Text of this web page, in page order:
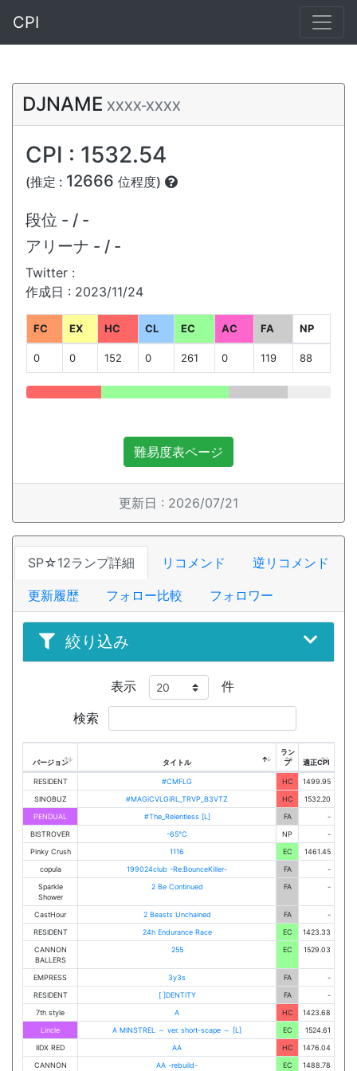
CPI
DJNAME XXXX-XXXX
CPI : 1532.54
(推定 : 12666 位程度)
段位 - / -
アリーナ - / -
Twitter :
作成日 : 2023/11/24
FC EX HC CL EC AC FA NP
0 0 152 0 261 0 119 88
難易度表ページ
更新日 : 2026/07/21
SP☆12ランプ詳細 リコメンド 逆リコメンド
更新履歴 フォロー比較 フォロワー
絞り込み
表示 件
検索
バージョン タイトル
ラン
プ
適正CPI
RESIDENT #CMFLG HC
1499.95
SINOBUZ
#MAGiCVLGiRL_TRVP_B3VTZ HC
1532.20
PENDUAL
#The_Relentless [L] FA
-
BISTROVER
-65℃ NP
-
Pinky Crush
1116 EC
1461.45
copula
199024club -Re:BounceKiller- FA
-
Sparkle
Shower
2 Be Continued FA -
CastHour 2 Beasts Unchained FA
-
RESIDENT
24h Endurance Race EC
1423.33
CANNON
BALLERS
255 EC 1529.03
EMPRESS 3y3s FA
-
RESIDENT
[ ]DENTITY FA
-
7th style
A HC
1423.68
Lincle
A MINSTREL ～ ver. short-scape ～ [L] EC
1524.61
IIDX RED
AA HC
1476.04
CANNON
AA -rebuild- EC 1488.78